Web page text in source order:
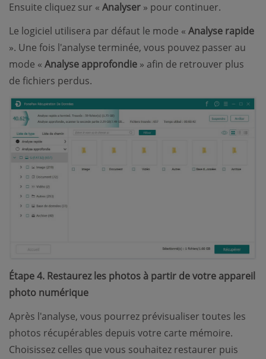
Ensuite cliquez sur « Analyser » pour continuer.
Le logiciel utilisera par défaut le mode « Analyse rapide
». Une fois l'analyse terminée, vous pouvez passer au
mode « Analyse approfondie » afin de retrouver plus
de fichiers perdus.
Étape 4. Restaurez les photos à partir de votre appareil
photo numérique
Après l'analyse, vous pourrez prévisualiser toutes les
photos récupérables depuis votre carte mémoire.
Choisissez celles que vous souhaitez restaurer puis